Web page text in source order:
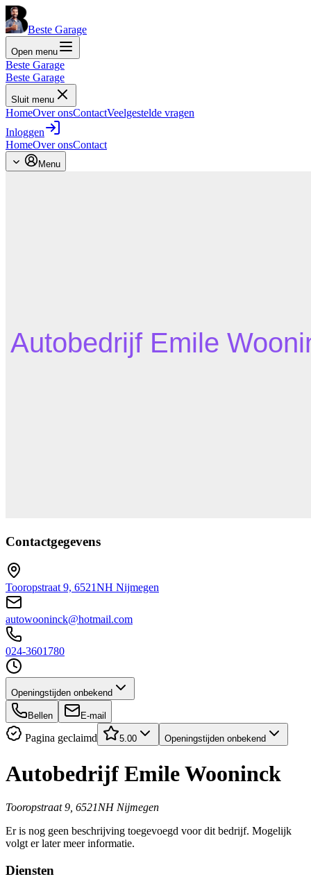
Beste Garage
Open menu
Beste Garage
Beste Garage
Sluit menu
HomeOver onsContactVeelgestelde vragen
Inloggen
HomeOver onsContact
Menu
Contactgegevens
Tooropstraat 9, 6521NH Nijmegen
autowooninck@hotmail.com
024-3601780
Openingstijden onbekend
Bellen E-mail
Pagina geclaimd 5.00 Openingstijden onbekend
Autobedrijf Emile Wooninck
Tooropstraat 9, 6521NH Nijmegen
Er is nog geen beschrijving toegevoegd voor dit bedrijf. Mogelijk
volgt er later meer informatie.
Diensten